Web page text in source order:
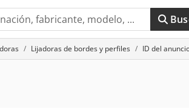
Lijadoras de bordes y perfiles ID del